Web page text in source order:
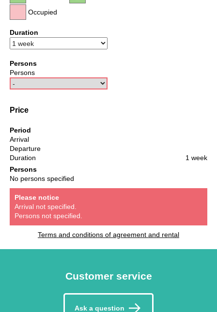
Occupied
Duration
Persons
Persons
Price
Period
Arrival
Departure
Duration
1 week
Persons
No persons specified
Please notice
Arrival not specified.
Persons not specified.
Terms and conditions of agreement and rental
Customer service
Ask a question